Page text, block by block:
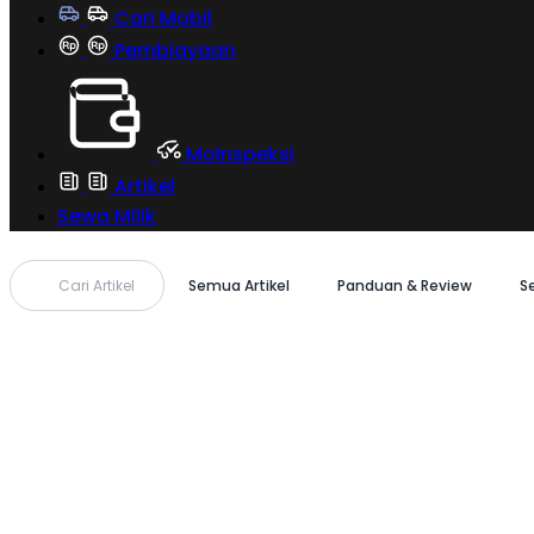
Cari Mobil
Pembiayaan
MoInspeksi
Artikel
Sewa Milik
Cari Artikel Semua Artikel Panduan & Review